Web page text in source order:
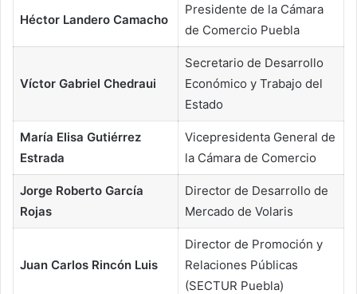
Héctor Landero Camacho
Presidente de la Cámara
de Comercio Puebla
Víctor Gabriel Chedraui
Secretario de Desarrollo
Económico y Trabajo del
Estado
María Elisa Gutiérrez
Estrada
Vicepresidenta General de
la Cámara de Comercio
Jorge Roberto García
Rojas
Director de Desarrollo de
Mercado de Volaris
Juan Carlos Rincón Luis
Director de Promoción y
Relaciones Públicas
(SECTUR Puebla)